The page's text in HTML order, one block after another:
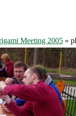
Meeting 2005 »